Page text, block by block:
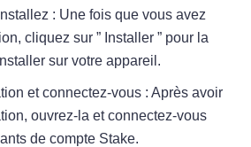
: Une fois que vous avez
cliquez sur ” Installer ” pour la
sur votre appareil.
et connectez-vous : Après avoir
ouvrez-la et connectez-vous
de compte Stake.